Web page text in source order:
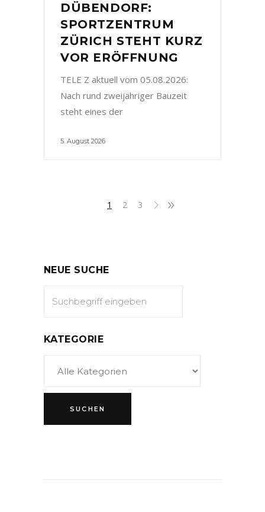
DÜBENDORF:
SPORTZENTRUM
ZÜRICH STEHT KURZ
VOR ERÖFFNUNG
TELE Z aktuell vom 05.08.2026:
Nach rund zweijähriger Bauzeit
steht eines der
5. August 2026
1 2 3
NEUE SUCHE
KATEGORIE